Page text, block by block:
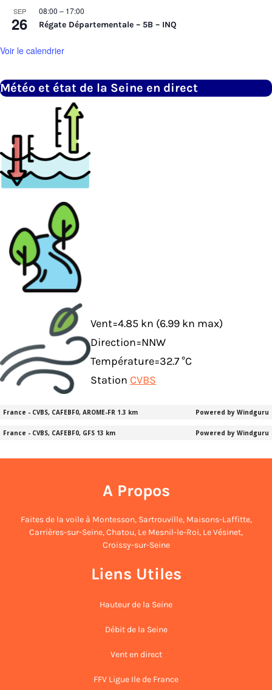
SEP
26
08:00 – 17:00
Régate Départementale – 5B – INQ
Voir le calendrier
Météo et état de la Seine en direct
Vent=4.85 kn (6.99 kn max)
Direction=NNW
Température=32.7 °C
Station CVBS
A Propos
Faites de la voile à Montesson, Sartrouville, Maisons-Laffitte,
Carrières-sur-Seine,Chatou, Le Mesnil-le-Roi, Le Vésinet,
Croissy-sur-Seine
Liens Utiles
Hauteur de la Seine
Débit de la Seine
Vent en direct
FFV Ligue Ile de France